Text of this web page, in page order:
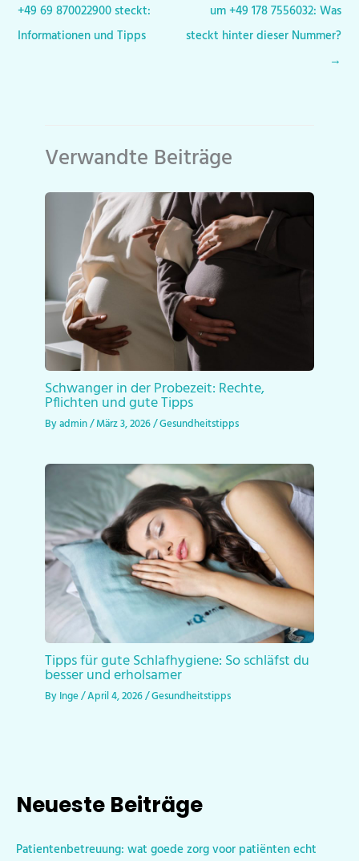
+49 69 870022900 steckt:
Informationen und Tipps
um +49 178 7556032: Was
steckt hinter dieser Nummer?
→
Verwandte Beiträge
Schwanger in der Probezeit: Rechte,
Pflichten und gute Tipps
Byadmin/März 3, 2026/Gesundheitstipps
Tipps für gute Schlafhygiene: So schläfst du
besser und erholsamer
By Inge/April 4, 2026/Gesundheitstipps
Neueste Beiträge
Patientenbetreuung: wat goede zorg voor patiënten echt